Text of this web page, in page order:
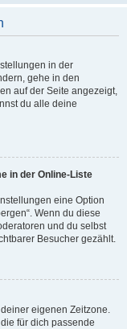
in der
gehe in den
auf der Seite angezeigt,
du alle deine
in der Online-Liste
eine Option
Wenn du diese
und du selbst
Besucher gezählt.
eigenen Zeitzone.
für dich passende